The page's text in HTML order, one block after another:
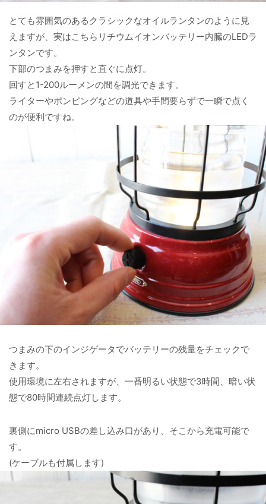
とても雰囲気のあるクラシックなオイルランタンのように見
えますが、実はこちらリチウムイオンバッテリー内臓のLEDラ
ンタンです。
下部のつまみを押すと直ぐに点灯。
回すと1-200ルーメンの間を調光できます。
ライターやポンピングなどの道具や手間要らずで一瞬で点く
のが便利ですね。
つまみの下のインジゲータでバッテリーの残量をチェックで
きます。
使用環境に左右されますが、一番明るい状態で3時間、暗い状
態で80時間連続点灯します。
裏側にmicro USBの差し込み口があり、そこから充電可能で
す。
(ケーブルも付属します)